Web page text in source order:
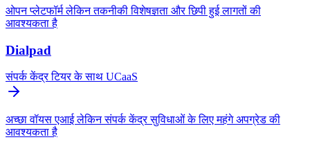
ओपन प्लेटफॉर्म लेकिन तकनीकी विशेषज्ञता और छिपी हुई लागतों की
आवश्यकता है
Dialpad
संपर्क केंद्र टियर के साथ UCaaS
अच्छा वॉयस एआई लेकिन संपर्क केंद्र सुविधाओं के लिए महंगे अपग्रेड की
आवश्यकता है